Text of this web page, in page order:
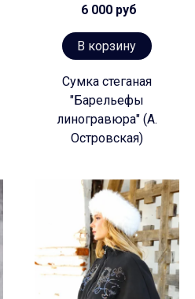
6 000 руб
В корзину
Сумка стеганая
"Барельефы
линогравюра" (А.
Островская)